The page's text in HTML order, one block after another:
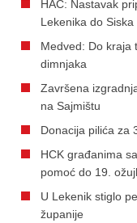
HAC: Nastavak
Lekenika do Siska
Medved: Do kraja
dimnjaka
Završena
na Sajmištu
Donacija pilića za
HCK građanima
pomoć do 19.
U Lekenik stiglo
županije